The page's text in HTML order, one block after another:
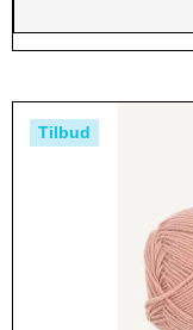
Tilbud